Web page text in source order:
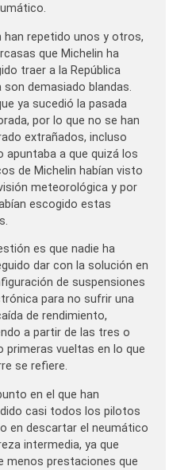
han repetido unos y otros,
que Michelin ha
traer a la República
son demasiado blandas.
ya sucedió la pasada
por lo que no se han
extrañados, incluso
apuntaba a que quizá los
de Michelin habían visto
meteorológica y por
escogido estas
es que nadie ha
dar con la solución en
de suspensiones
para no sufrir una
de rendimiento,
a partir de las tres o
primeras vueltas en lo que
se refiere.
en el que han
casi todos los pilotos
en descartar el neumático
intermedia, ya que
menos prestaciones que